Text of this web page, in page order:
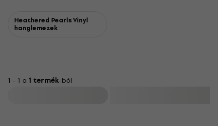
Heathered Pearls Vinyl
hanglemezek
1 - 1 a 1 termék-ból